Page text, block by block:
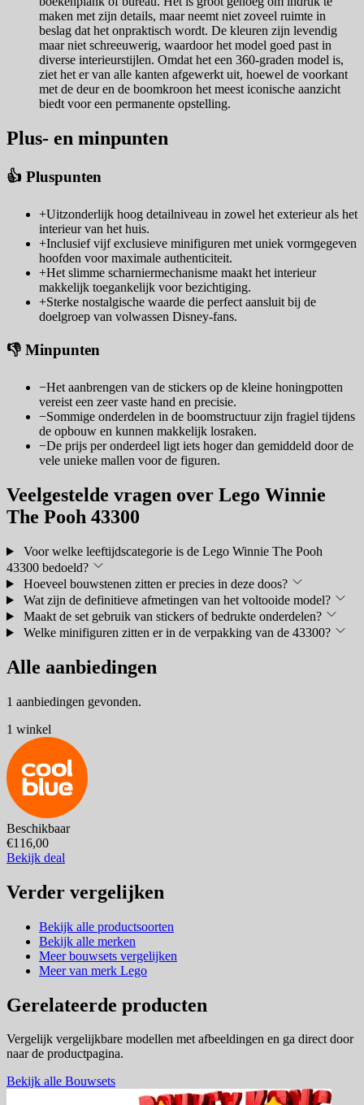
maken met zijn details, maar neemt niet zoveel ruimte in
beslag dat het onpraktisch wordt. De kleuren zijn levendig
maar niet schreeuwerig, waardoor het model goed past in
diverse interieurstijlen. Omdat het een 360-graden model is,
ziet het er van alle kanten afgewerkt uit, hoewel de voorkant
met de deur en de boomkroon het meest iconische aanzicht
biedt voor een permanente opstelling.
Plus- en minpunten
👍 Pluspunten
+Uitzonderlijk hoog detailniveau in zowel het exterieur als het
interieur van het huis.
+Inclusief vijf exclusieve minifiguren met uniek vormgegeven
hoofden voor maximale authenticiteit.
+Het slimme scharniermechanisme maakt het interieur
makkelijk toegankelijk voor bezichtiging.
+Sterke nostalgische waarde die perfect aansluit bij de
doelgroep van volwassen Disney-fans.
👎 Minpunten
−Het aanbrengen van de stickers op de kleine honingpotten
vereist een zeer vaste hand en precisie.
−Sommige onderdelen in de boomstructuur zijn fragiel tijdens
de opbouw en kunnen makkelijk losraken.
−De prijs per onderdeel ligt iets hoger dan gemiddeld door de
vele unieke mallen voor de figuren.
Veelgestelde vragen over Lego Winnie
The Pooh 43300
Voor welke leeftijdscategorie is de Lego Winnie The Pooh
43300 bedoeld?
Hoeveel bouwstenen zitten er precies in deze doos?
Wat zijn de definitieve afmetingen van het voltooide model?
Maakt de set gebruik van stickers of bedrukte onderdelen?
Welke minifiguren zitten er in de verpakking van de 43300?
Alle aanbiedingen
1 aanbiedingen gevonden.
1 winkel
Beschikbaar
€116,00
Bekijk deal
Verder vergelijken
Bekijk alle productsoorten
Bekijk alle merken
Meer bouwsets vergelijken
Meer van merk Lego
Gerelateerde producten
Vergelijk vergelijkbare modellen met afbeeldingen en ga direct door
naar de productpagina.
Bekijk alle Bouwsets